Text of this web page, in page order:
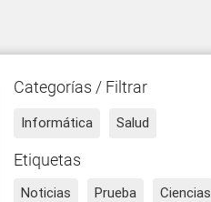
Categorías / Filtrar
Informática Salud
Etiquetas
Noticias Prueba Ciencias